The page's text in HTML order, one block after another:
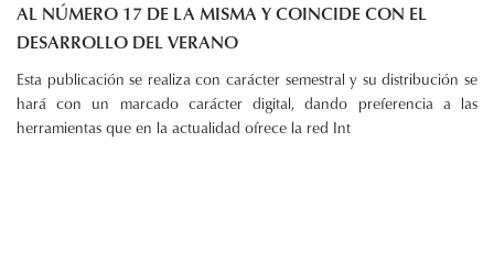
AL NÚMERO 17 DE LA MISMA Y COINCIDE CON EL
DESARROLLO DEL VERANO
Esta publicación se realiza con carácter semestral y su distribución se
hará con un marcado carácter digital, dando preferencia a las
herramientas que en la actualidad ofrece la red Int